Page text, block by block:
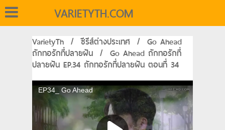
VARIETYTH.COM
VarietyTh / ซีรีส์ต่างประเทศ / Go Ahead
ถักทอรักที่ปลายฝัน / Go Ahead ถักทอรักที่
ปลายฝัน EP.34 ถักทอรักที่ปลายฝัน ตอนที่ 34